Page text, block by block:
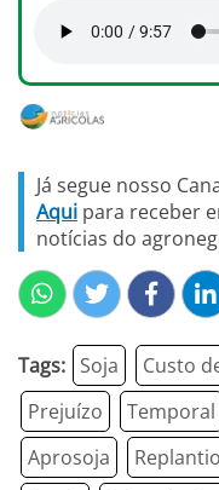
Já segue nosso
Aqui para receber
notícias do
Tags: Soja Custo
Prejuízo
Temporal
Aprosoja
Replantio